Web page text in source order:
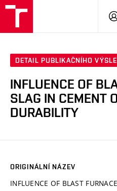
DETAIL PUBLIKAČNÍHO
INFLUENCE OF
SLAG IN CEMENT
DURABILITY
ORIGINÁLNÍ NÁZEV
INFLUENCE OF BLAST